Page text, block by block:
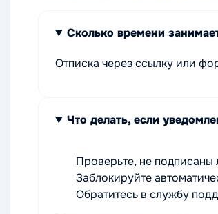
Сколько времени
Отписка через ссылку или
Что делать, если
Проверьте, не подписаны
Заблокируйте
Обратитесь в службу